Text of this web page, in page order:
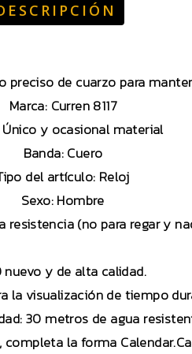
preciso de cuarzo para
Marca: Curren 8117
y ocasional material
Banda: Cuero
del artículo: Reloj
Sexo: Hombre
resistencia (no para regar y
nuevo y de alta calidad.
la visualización de tiempo
30 metros de agua
completa la forma